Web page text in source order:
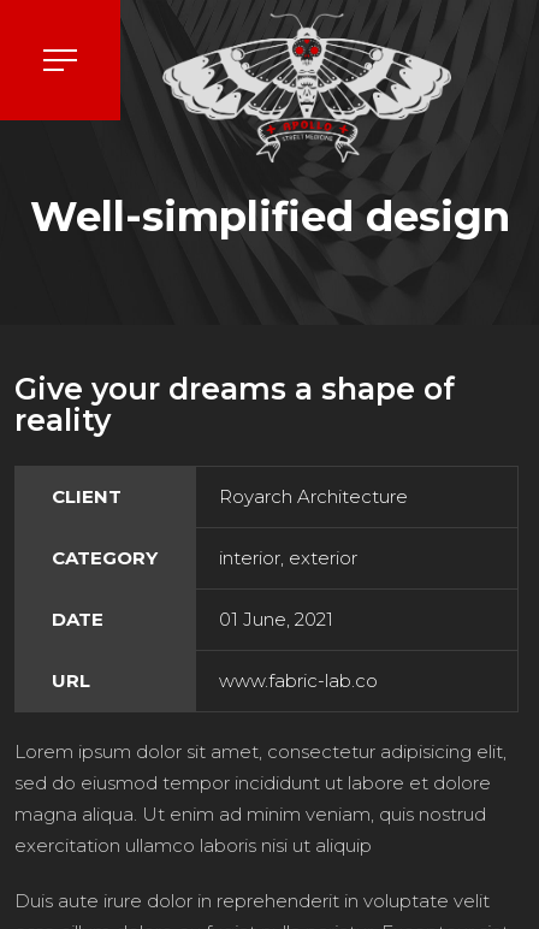
Well-simplified design
Give your dreams a shape of
reality
CLIENT Royarch Architecture
CATEGORY interior, exterior
DATE 01 June, 2021
URL www.fabric-lab.co
Lorem ipsum dolor sit amet, consectetur adipisicing elit,
sed do eiusmod tempor incididunt ut labore et dolore
magna aliqua. Ut enim ad minim veniam, quis nostrud
exercitation ullamco laboris nisi ut aliquip
Duis aute irure dolor in reprehenderit in voluptate velit